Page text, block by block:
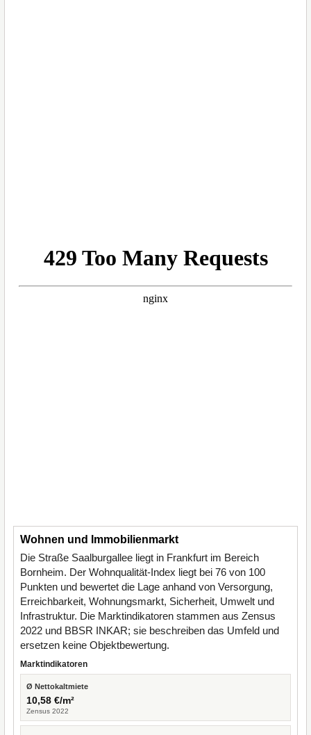
Wohnen und Immobilienmarkt
Die Straße Saalburgallee liegt in Frankfurt im Bereich
Bornheim. Der Wohnqualität-Index liegt bei 76 von 100
Punkten und bewertet die Lage anhand von Versorgung,
Erreichbarkeit, Wohnungsmarkt, Sicherheit, Umwelt und
Infrastruktur. Die Marktindikatoren stammen aus Zensus
2022 und BBSR INKAR; sie beschreiben das Umfeld und
ersetzen keine Objektbewertung.
Marktindikatoren
Ø Nettokaltmiete
10,58 €/m²
Zensus 2022